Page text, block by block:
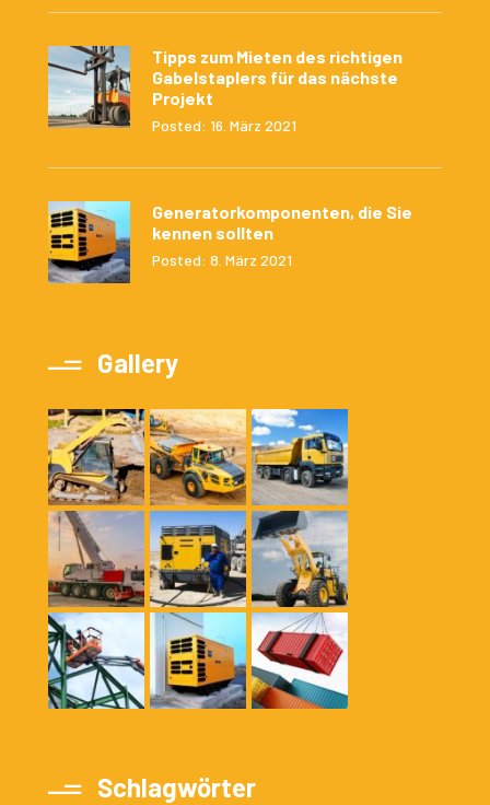
Tipps zum Mieten des richtigen
Gabelstaplers für das nächste
Projekt
Posted: 16. März 2021
Generatorkomponenten, die Sie
kennen sollten
Posted: 8. März 2021
Gallery
Schlagwörter